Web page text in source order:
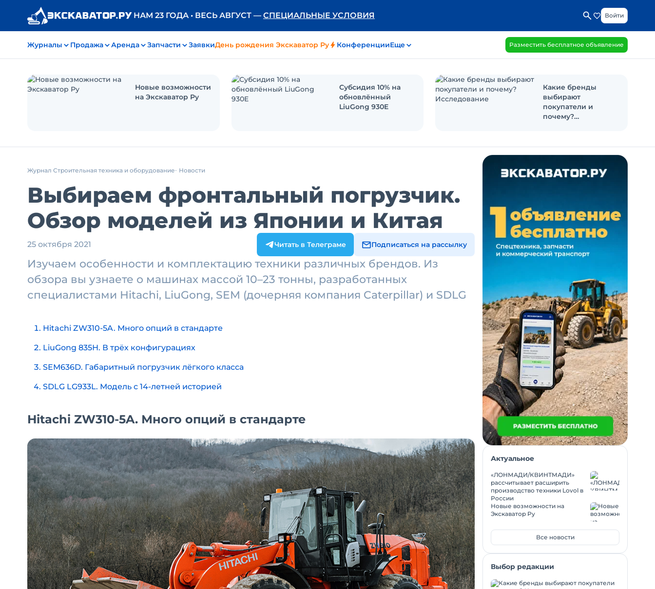
НАМ 23 ГОДА • ВЕСЬ АВГУСТ — СПЕЦИАЛЬНЫЕ УСЛОВИЯ Войти
Журналы Продажа Аренда Запчасти ЗаявкиДень рождения Экскаватор Ру КонференцииЕще Разместить бесплатное объявление
Новые возможности
на Экскаватор Ру
Субсидия 10% на
обновлённый
LiuGong 930E
Какие бренды
выбирают
покупатели и
почему?
Журнал Строительная техника и оборудование Новости
Выбираем фронтальный погрузчик.
Обзор моделей из Японии и Китая
25 октября 2021 Читать в Телеграме Подписаться на рассылку
Изучаем особенности и комплектацию техники различных брендов. Из
обзора вы узнаете о машинах массой 10–23 тонны, разработанных
специалистами Hitachi, LiuGong, SEM (дочерняя компания Caterpillar) и SDLG
Hitachi ZW310-5A. Много опций в стандарте
LiuGong 835Н. В трёх конфигурациях
SEM636D. Габаритный погрузчик лёгкого класса
SDLG LG933L. Модель с 14-летней историей
Hitachi ZW310-5A. Много опций в стандарте
Актуальное
«ЛОНМАДИ/КВИНТМАДИ»
рассчитывает расширить
производство техники Lovol в
России
Новые возможности на
Экскаватор Ру
Все новости
Выбор редакции